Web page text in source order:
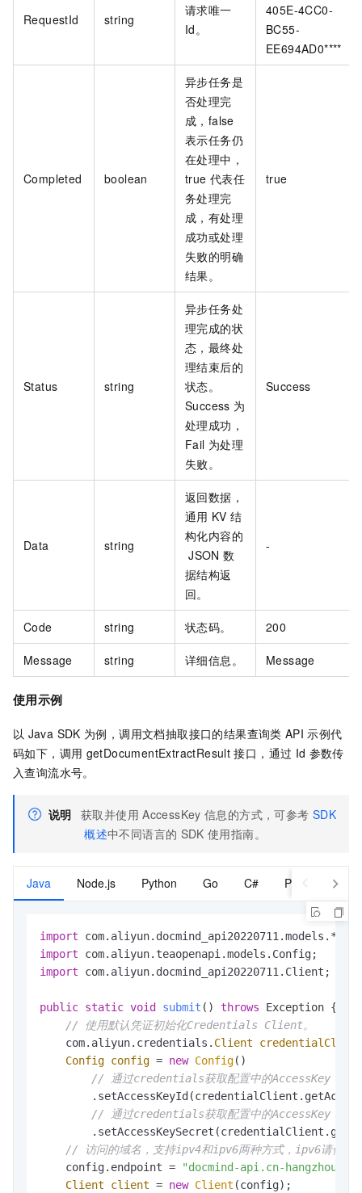
RequestId string
请求唯一
Id。
405E-4CC0-
BC55-
EE694AD0****
Completed boolean
异步任务是
否处理完
成，false
表示任务仍
在处理中，
true 代表任
务处理完
成，有处理
成功或处理
失败的明确
结果。
true
Status string
异步任务处
理完成的状
态，最终处
理结束后的
状态。
Success 为
处理成功，
Fail 为处理
失败。
Success
Data string
返回数据，
通用 KV 结
构化内容的
JSON 数
据结构返
回。
-
Code string 状态码。 200
Message string 详细信息。 Message
使用示例
以 Java SDK 为例，调用文档抽取接口的结果查询类 API 示例代
码如下，调用 getDocumentExtractResult 接口，通过 Id 参数传
入查询流水号。
说明 获取并使用 AccessKey 信息的方式，可参考 SDK
概述中不同语言的 SDK 使用指南。
Java Node.js Python Go C# PHP
import
import
import com.aliyun.docmind_api20220711.Client;
public static void submit () throws Exception {
// 使用默认凭证初始化Credentials Client。
    com.aliyun.credentials.
Client
credentialClient
Config config = new Config()
// 通过credentials获取配置中的AccessKey ID
// 通过credentials获取配置中的AccessKey
// 访问的域名，支持ipv4和ipv6两种方式，ipv6请
    config.endpoint =
"docmind-api.cn-
Client
client = new Client (config);